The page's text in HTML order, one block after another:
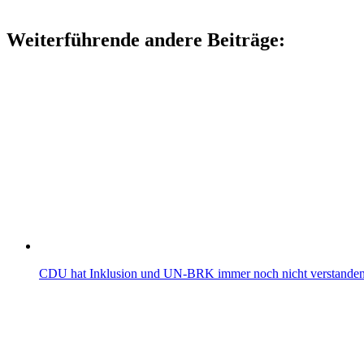
Weiterführende andere Beiträge:
CDU hat Inklusion und UN-BRK immer noch nicht